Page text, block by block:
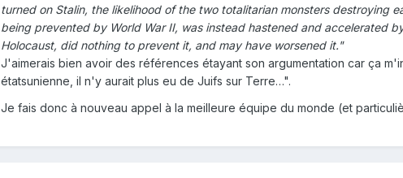
turned on Stalin, the likelihood of the two totalitarian monsters destroying
being prevented by World War II, was instead hastened and accelerated
Holocaust, did nothing to prevent it, and may have worsened it."
J'aimerais bien avoir des références étayant son argumentation car ça
étatsunienne, il n'y aurait plus eu de Juifs sur Terre…".
Je fais donc à nouveau appel à la meilleure équipe du monde (et